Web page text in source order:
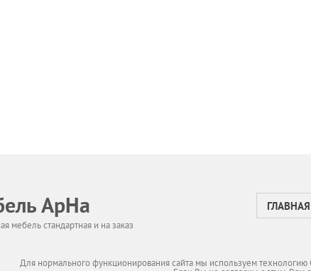
АрНа
мебель стандартная и на заказ
ГЛАВНАЯ
Для нормального функционирования сайта мы используем